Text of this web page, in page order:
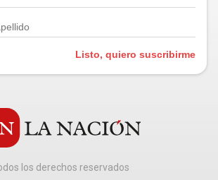
Listo, quiero suscribirme
los derechos reservados